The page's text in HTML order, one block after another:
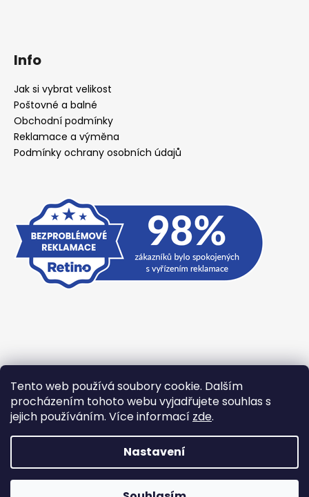
Tento web používá soubory cookie. Dalším
procházením tohoto webu vyjadřujete souhlas s
jejich používáním. Více informací zde.
Nastavení
Info
Jak si vybrat velikost
Poštovné a balné
Obchodní podmínky
Reklamace a výměna
Podmínky ochrany osobních údajů
Přijímáme online platby